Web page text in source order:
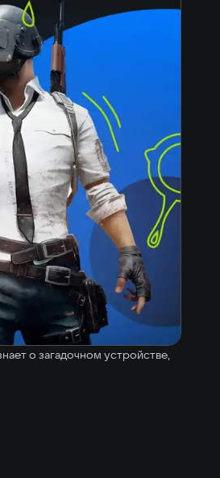
о загадочном устройстве,